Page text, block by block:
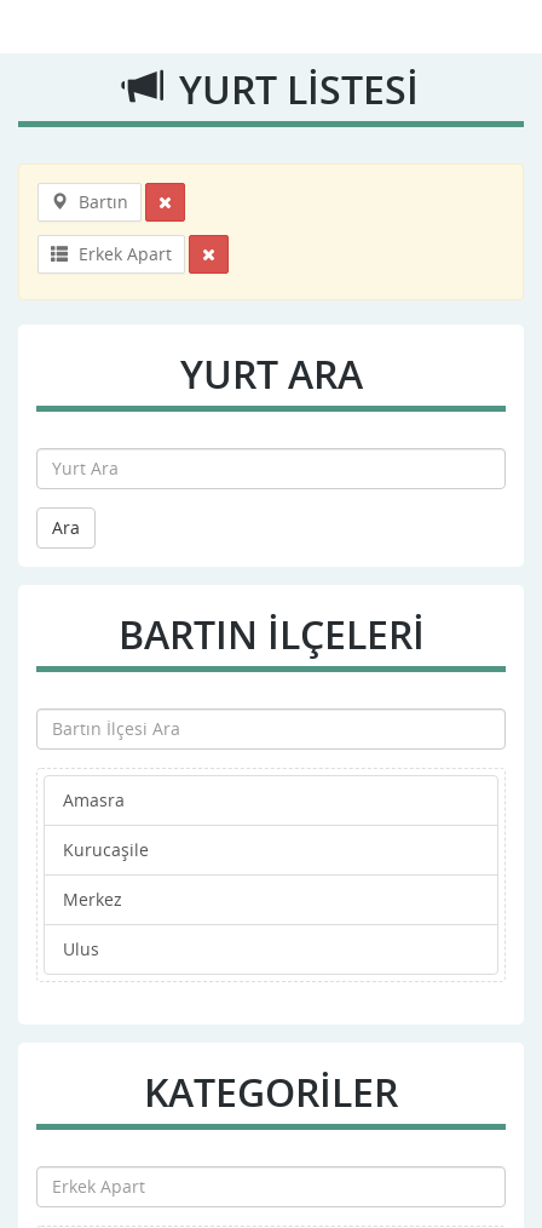
YURT LİSTESİ
Bartın
Erkek Apart
YURT ARA
Ara
BARTIN İLÇELERİ
Amasra
Kurucaşile
Merkez
Ulus
KATEGORİLER